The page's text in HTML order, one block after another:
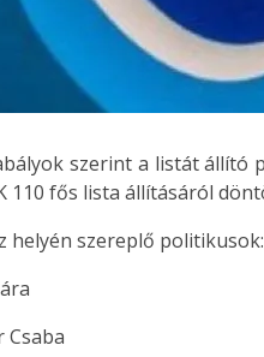
szerint a listát
110 fős lista állításáról
helyén szereplő politikusok:
Csaba